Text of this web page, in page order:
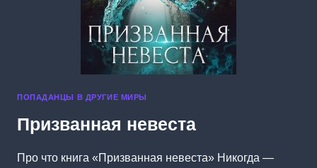
ПОПАДАНЦЫ В ДРУГИЕ МИРЫ
Призванная невеста
Про что книга «Призванная невеста» Никогда —